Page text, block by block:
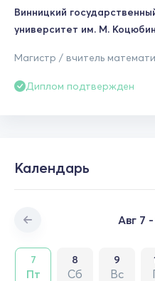
Винницкий
университет им. М.
Магистр / вчитель
Диплом подтвержден
Календарь
Авг 7
7
Пт
8
Сб
9
Вс